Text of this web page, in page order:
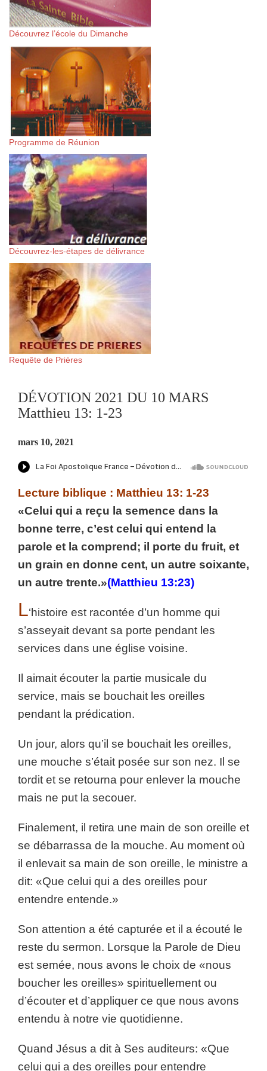
Découvrez l’école du Dimanche
Programme de Réunion
Découvrez-les-étapes de délivrance
Requête de Prières
DÉVOTION 2021 DU 10 MARS
Matthieu 13: 1-23
mars 10, 2021
Lecture biblique : Matthieu 13: 1-23
«Celui qui a reçu la semence dans la
bonne terre, c’est celui qui entend la
parole et la comprend; il porte du fruit, et
un grain en donne cent, un autre soixante,
un autre trente.»(Matthieu 13:23)
L‘histoire est racontée d’un homme qui
s’asseyait devant sa porte pendant les
services dans une église voisine.
Il aimait écouter la partie musicale du
service, mais se bouchait les oreilles
pendant la prédication.
Un jour, alors qu’il se bouchait les oreilles,
une mouche s’était posée sur son nez. Il se
tordit et se retourna pour enlever la mouche
mais ne put la secouer.
Finalement, il retira une main de son oreille et
se débarrassa de la mouche. Au moment où
il enlevait sa main de son oreille, le ministre a
dit: «Que celui qui a des oreilles pour
entendre entende.»
Son attention a été capturée et il a écouté le
reste du sermon. Lorsque la Parole de Dieu
est semée, nous avons le choix de «nous
boucher les oreilles» spirituellement ou
d’écouter et d’appliquer ce que nous avons
entendu à notre vie quotidienne.
Quand Jésus a dit à Ses auditeurs: «Que
celui qui a des oreilles pour entendre